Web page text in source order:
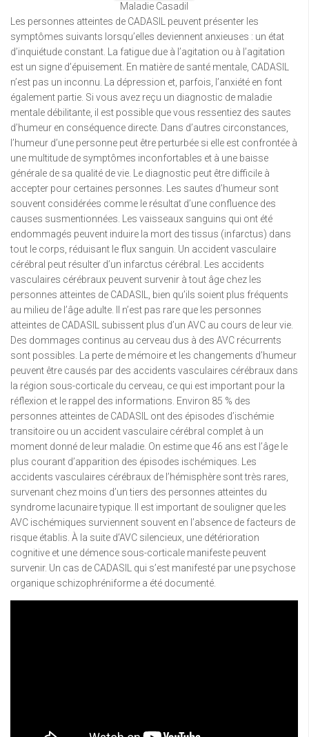
Maladie Casadil
Les personnes atteintes de CADASIL peuvent présenter les
symptômes suivants lorsqu’elles deviennent anxieuses : un état
d’inquiétude constant. La fatigue due à l’agitation ou à l’agitation
est un signe d’épuisement. En matière de santé mentale, CADASIL
n’est pas un inconnu. La dépression et, parfois, l’anxiété en font
également partie. Si vous avez reçu un diagnostic de maladie
mentale débilitante, il est possible que vous ressentiez des sautes
d’humeur en conséquence directe. Dans d’autres circonstances,
l’humeur d’une personne peut être perturbée si elle est confrontée à
une multitude de symptômes inconfortables et à une baisse
générale de sa qualité de vie. Le diagnostic peut être difficile à
accepter pour certaines personnes. Les sautes d’humeur sont
souvent considérées comme le résultat d’une confluence des
causes susmentionnées. Les vaisseaux sanguins qui ont été
endommagés peuvent induire la mort des tissus (infarctus) dans
tout le corps, réduisant le flux sanguin. Un accident vasculaire
cérébral peut résulter d’un infarctus cérébral. Les accidents
vasculaires cérébraux peuvent survenir à tout âge chez les
personnes atteintes de CADASIL, bien qu’ils soient plus fréquents
au milieu de l’âge adulte. Il n’est pas rare que les personnes
atteintes de CADASIL subissent plus d’un AVC au cours de leur vie.
Des dommages continus au cerveau dus à des AVC récurrents
sont possibles. La perte de mémoire et les changements d’humeur
peuvent être causés par des accidents vasculaires cérébraux dans
la région sous-corticale du cerveau, ce qui est important pour la
réflexion et le rappel des informations. Environ 85 % des
personnes atteintes de CADASIL ont des épisodes d’ischémie
transitoire ou un accident vasculaire cérébral complet à un
moment donné de leur maladie. On estime que 46 ans est l’âge le
plus courant d’apparition des épisodes ischémiques. Les
accidents vasculaires cérébraux de l’hémisphère sont très rares,
survenant chez moins d’un tiers des personnes atteintes du
syndrome lacunaire typique. Il est important de souligner que les
AVC ischémiques surviennent souvent en l’absence de facteurs de
risque établis. À la suite d’AVC silencieux, une détérioration
cognitive et une démence sous-corticale manifeste peuvent
survenir. Un cas de CADASIL qui s’est manifesté par une psychose
organique schizophréniforme a été documenté.